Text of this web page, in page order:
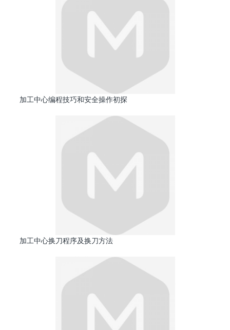
加工中心编程技巧和安全操作初探
加工中心换刀程序及换刀方法